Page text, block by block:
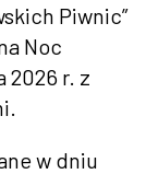
Piwnic”
Noc
2026 r. z
w dniu